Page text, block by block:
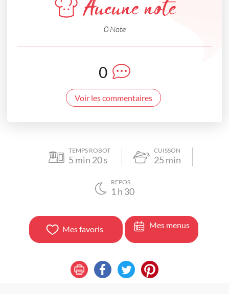
Aucune note
0 Note
0
Voir les commentaires
TEMPS ROBOT
5 min 20s
CUISSON
25 min
REPOS
1 h 30
Mes favoris Mes menus